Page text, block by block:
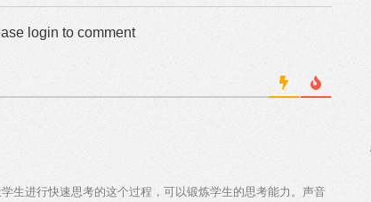
login to comment
生进行快速思考的这个过程，可以锻炼学生的思考能力。声音